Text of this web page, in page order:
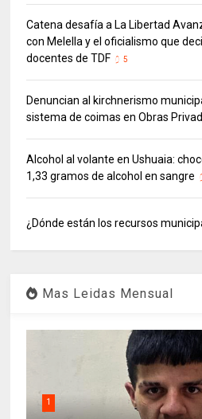
Catena desafía a La Libertad
con Melella y el oficialismo que
docentes de TDF
5
Denuncian al kirchnerismo
sistema de coimas en Obras
Alcohol al volante en Ushuaia:
1,33 gramos de alcohol en sangre
¿Dónde están los recursos
Mas Leidas Mensual
1